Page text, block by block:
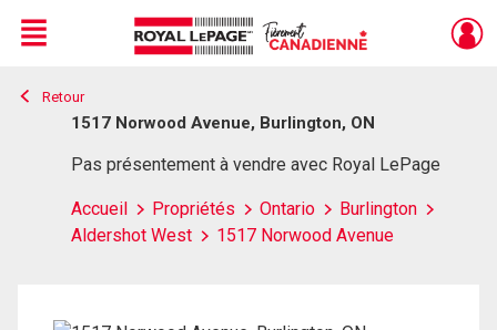
Live
En Direct
Menu
Retour
1517 Norwood Avenue, Burlington, ON
Pas présentement à vendre avec Royal LePage
Accueil Propriétés Ontario
Burlington
Aldershot West
1517 Norwood Avenue